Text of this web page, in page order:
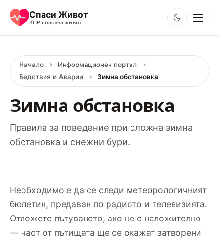
Спаси Живот
КПР спасява живот
Информационен портал
Начало
Информационен портал
Бедствия и Аварии
Зимна обстановка
Зимна обстановка
Правила за поведение при сложна зимна
обстановка и снежни бури.
Необходимо е да се следи метеорологичният
бюлетин, предаван по радиото и телевизията.
Отложете пътуването, ако не е наложително
— част от пътищата ще се окажат затворени